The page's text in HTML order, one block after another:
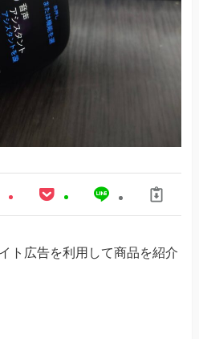
ト広告を利用して商品を紹介